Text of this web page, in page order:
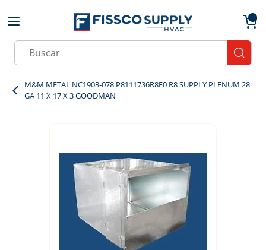
Skip to main content
Site Search
M&M METAL NC1903-078 P8111736R8F0 R8 SUPPLY PLENUM 28
GA 11 X 17 X 3 GOODMAN